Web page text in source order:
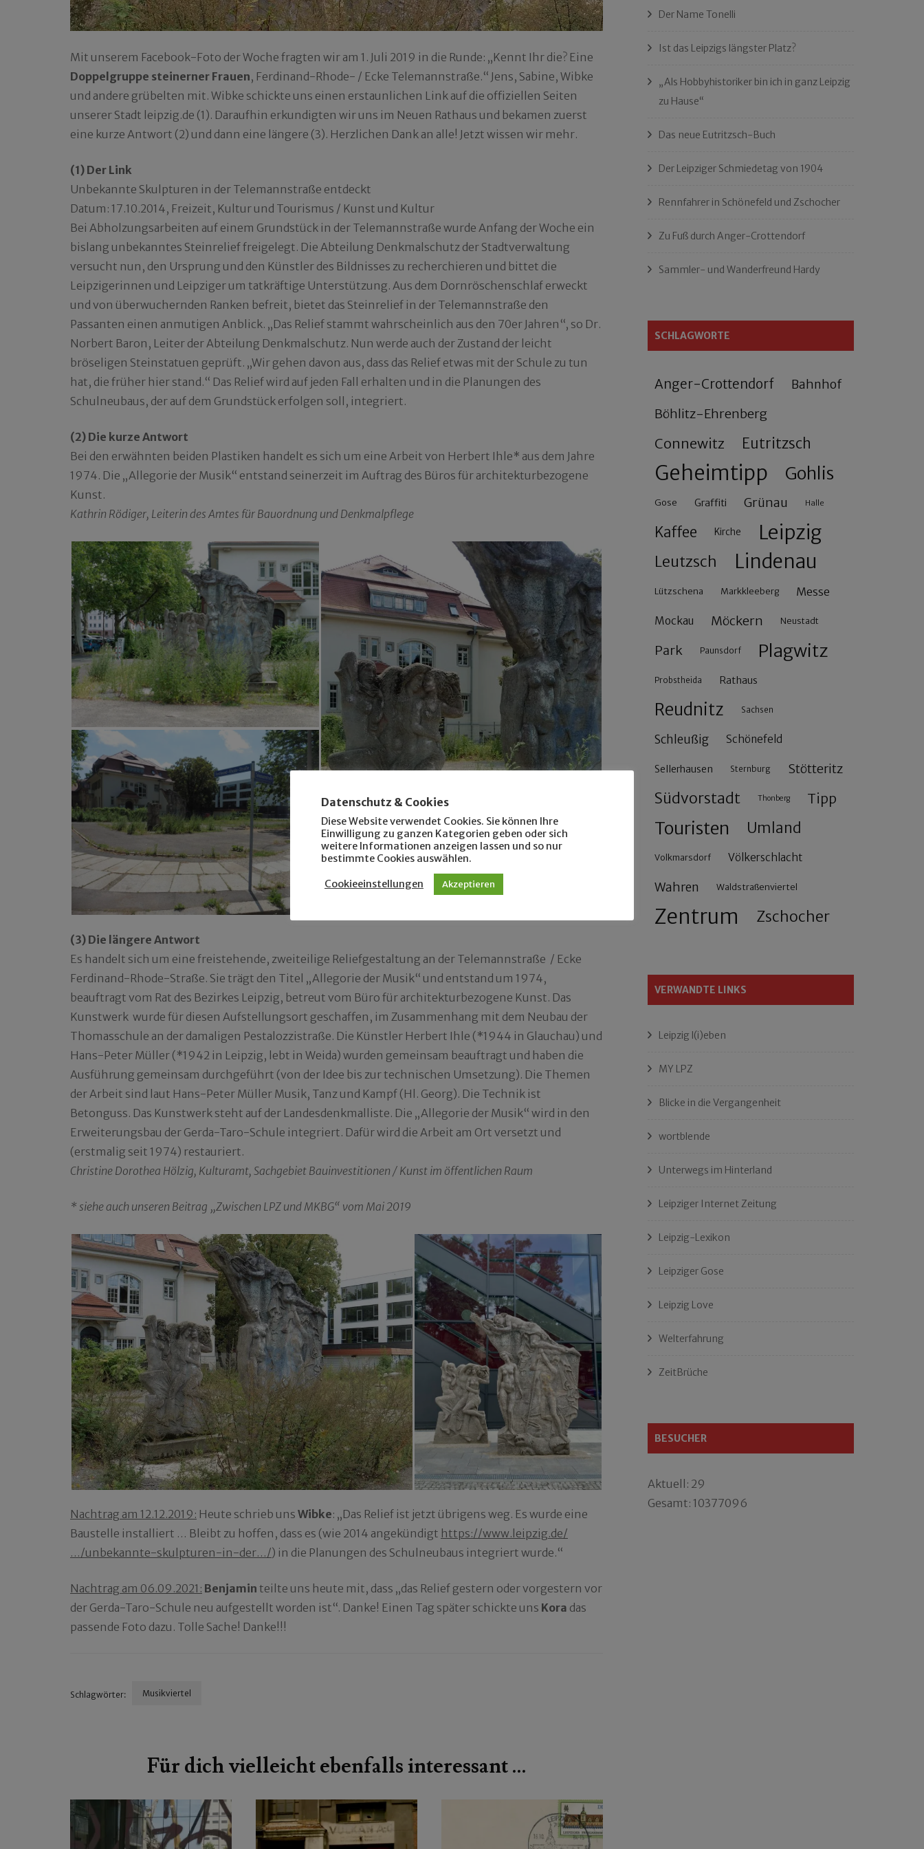
Mit unserem Facebook-Foto der Woche fragten wir am 1. Juli 2019 in die Runde: „Kennt Ihr die? Eine
Doppelgruppe steinerner Frauen, Ferdinand-Rhode- / Ecke Telemannstraße.“ Jens, Sabine, Wibke
und andere grübelten mit. Wibke schickte uns einen erstaunlichen Link auf die offiziellen Seiten
unserer Stadt leipzig.de (1). Daraufhin erkundigten wir uns im Neuen Rathaus und bekamen zuerst
eine kurze Antwort (2) und dann eine längere (3). Herzlichen Dank an alle! Jetzt wissen wir mehr.
(1) Der Link
Unbekannte Skulpturen in der Telemannstraße entdeckt
Datum: 17.10.2014, Freizeit, Kultur und Tourismus / Kunst und Kultur
Bei Abholzungsarbeiten auf einem Grundstück in der Telemannstraße wurde Anfang der Woche ein
bislang unbekanntes Steinrelief freigelegt. Die Abteilung Denkmalschutz der Stadtverwaltung
versucht nun, den Ursprung und den Künstler des Bildnisses zu recherchieren und bittet die
Leipzigerinnen und Leipziger um tatkräftige Unterstützung. Aus dem Dornröschenschlaf erweckt
und von überwuchernden Ranken befreit, bietet das Steinrelief in der Telemannstraße den
Passanten einen anmutigen Anblick. „Das Relief stammt wahrscheinlich aus den 70er Jahren“, so Dr.
Norbert Baron, Leiter der Abteilung Denkmalschutz. Nun werde auch der Zustand der leicht
bröseligen Steinstatuen geprüft. „Wir gehen davon aus, dass das Relief etwas mit der Schule zu tun
hat, die früher hier stand.“ Das Relief wird auf jeden Fall erhalten und in die Planungen des
Schulneubaus, der auf dem Grundstück erfolgen soll, integriert.
(2) Die kurze Antwort
Bei den erwähnten beiden Plastiken handelt es sich um eine Arbeit von Herbert Ihle* aus dem Jahre
1974. Die „Allegorie der Musik“ entstand seinerzeit im Auftrag des Büros für architekturbezogene
Kunst.
Kathrin Rödiger, Leiterin des Amtes für Bauordnung und Denkmalpflege
(3) Die längere Antwort
Es handelt sich um eine freistehende, zweiteilige Reliefgestaltung an der Telemannstraße / Ecke
Ferdinand-Rhode-Straße. Sie trägt den Titel „Allegorie der Musik“ und entstand um 1974,
beauftragt vom Rat des Bezirkes Leipzig, betreut vom Büro für architekturbezogene Kunst. Das
Kunstwerk wurde für diesen Aufstellungsort geschaffen, im Zusammenhang mit dem Neubau der
Thomasschule an der damaligen Pestalozzistraße. Die Künstler Herbert Ihle (*1944 in Glauchau) und
Hans-Peter Müller (*1942 in Leipzig, lebt in Weida) wurden gemeinsam beauftragt und haben die
Ausführung gemeinsam durchgeführt (von der Idee bis zur technischen Umsetzung). Die Themen
der Arbeit sind laut Hans-Peter Müller Musik, Tanz und Kampf (Hl. Georg). Die Technik ist
Betonguss. Das Kunstwerk steht auf der Landesdenkmalliste. Die „Allegorie der Musik“ wird in den
Erweiterungsbau der Gerda-Taro-Schule integriert. Dafür wird die Arbeit am Ort versetzt und
(erstmalig seit 1974) restauriert.
Christine Dorothea Hölzig, Kulturamt, Sachgebiet Bauinvestitionen / Kunst im öffentlichen Raum
* siehe auch unseren Beitrag „Zwischen LPZ und MKBG“ vom Mai 2019
Nachtrag am 12.12.2019: Heute schrieb uns Wibke: „Das Relief ist jetzt übrigens weg. Es wurde eine
Baustelle installiert … Bleibt zu hoffen, dass es (wie 2014 angekündigt https://www.leipzig.de/
…/unbekannte-skulpturen-in-der…/) in die Planungen des Schulneubaus integriert wurde.“
Nachtrag am 06.09.2021: Benjamin teilte uns heute mit, dass „das Relief gestern oder vorgestern vor
der Gerda-Taro-Schule neu aufgestellt worden ist“. Danke! Einen Tag später schickte uns Kora das
passende Foto dazu. Tolle Sache! Danke!!!
Schlagwörter: Musikviertel
Für dich vielleicht ebenfalls interessant …
Der Name Tonelli
Ist das Leipzigs längster Platz?
„Als Hobbyhistoriker bin ich in ganz Leipzig
zu Hause“
Das neue Eutritzsch-Buch
Der Leipziger Schmiedetag von 1904
Rennfahrer in Schönefeld und Zschocher
Zu Fuß durch Anger-Crottendorf
Sammler- und Wanderfreund Hardy
SCHLAGWORTE
Anger-Crottendorf Bahnhof
Böhlitz-Ehrenberg
Connewitz Eutritzsch
Geheimtipp Gohlis
Gose Graffiti Grünau Halle
Kaffee Kirche Leipzig
Leutzsch Lindenau
Lützschena Markkleeberg Messe
Mockau Möckern Neustadt
Park Paunsdorf Plagwitz
Probstheida Rathaus
Reudnitz Sachsen
Schleußig Schönefeld
Sellerhausen Sternburg Stötteritz
Südvorstadt Thonberg Tipp
Touristen Umland
Volkmarsdorf Völkerschlacht
Wahren Waldstraßenviertel
Zentrum Zschocher
VERWANDTE LINKS
Leipzig l(i)eben
MY LPZ
Blicke in die Vergangenheit
wortblende
Unterwegs im Hinterland
Leipziger Internet Zeitung
Leipzig-Lexikon
Leipziger Gose
Leipzig Love
Welterfahrung
ZeitBrüche
BESUCHER
Aktuell: 29
Gesamt: 10377096
Datenschutz & Cookies
Diese Website verwendet Cookies. Sie können Ihre
Einwilligung zu ganzen Kategorien geben oder sich
weitere Informationen anzeigen lassen und so nur
bestimmte Cookies auswählen.
Cookieeinstellungen Akzeptieren